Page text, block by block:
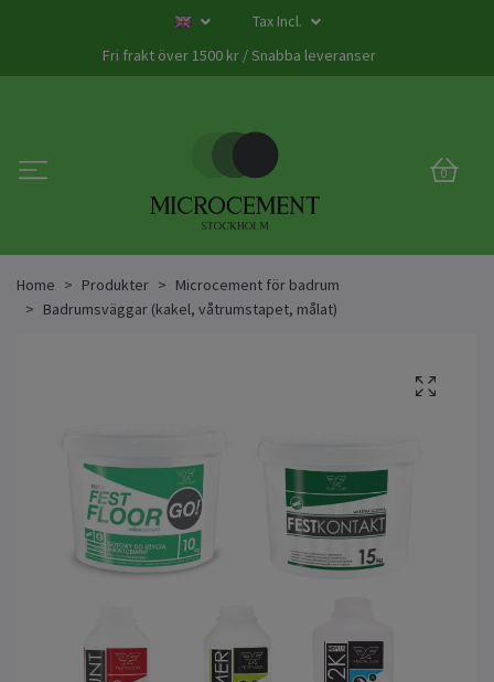
Tax Incl.
Fri frakt över 1500 kr / Snabba leveranser
0
Home Produkter
Microcement för badrum
Badrumsväggar (kakel, våtrumstapet, målat)